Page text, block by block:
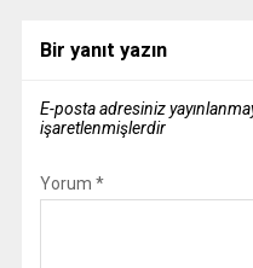
Bir yanıt yazın
E-posta adresiniz
işaretlenmişlerdir
Yorum *